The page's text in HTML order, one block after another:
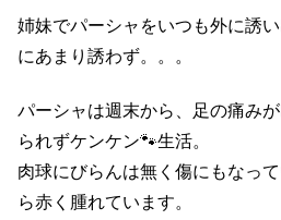
姉妹でパーシャをいつも外に誘
にあまり誘わず。。。
パーシャは週末から、足の痛み
られずケンケン🐾生活。
肉球にびらんは無く傷にもなっ
ら赤く腫れています。